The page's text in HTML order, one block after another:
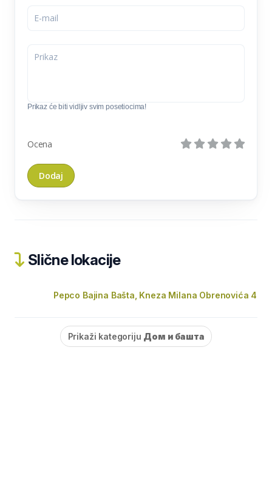
Prikaz će biti vidljiv svim posetiocima!
Ocena
Slične lokacije
Pepco Bajina Bašta, Kneza Milana Obrenovića 4
Prikaži kategoriju Дом и башта